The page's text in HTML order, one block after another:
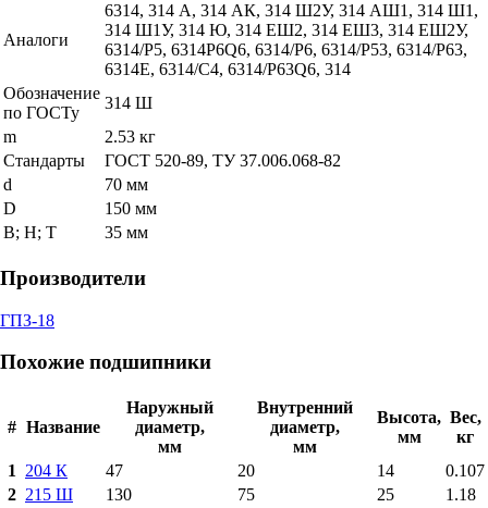
Аналоги
6314, 314 А, 314 АК, 314 Ш2У, 314 АШ1, 314 Ш1,
314 Ш1У, 314 Ю, 314 ЕШ2, 314 ЕШ3, 314 ЕШ2У,
6314/P5, 6314P6Q6, 6314/P6, 6314/P53, 6314/P63,
6314E, 6314/C4, 6314/P63Q6, 314
Обозначение
по ГОСТу
314 Ш
m
2.53 кг
Стандарты
ГОСТ 520-89, ТУ 37.006.068-82
d
70 мм
D
150 мм
В; Н; Т
35 мм
Производители
ГПЗ-18
Похожие подшипники
# Название
Наружный
диаметр,
мм
Внутренний
диаметр,
мм
Высота,
мм
Вес,
кг
1
204 К 47 20 14
0.107
2 215 Ш 130 75 25
1.18